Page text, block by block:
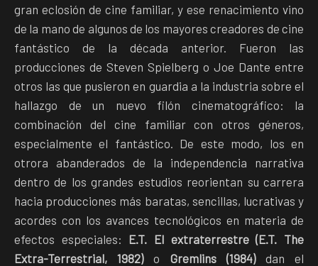
gran eclosión de cine familiar, y ese renacimiento vino
de la mano de algunos de los mayores creadores de cine
fantástico de la década anterior. Fueron las
producciones de Steven Spielberg o Joe Dante entre
otros las que pusieron en guardia a la industria sobre el
hallazgo de un nuevo filón cinematográfico: la
combinación del cine familiar con otros géneros,
especialmente el fantástico. De este modo, los en
otrora abanderados de la independencia narrativa
dentro de los grandes estudios reorientan su carrera
hacia producciones más baratas, sencillas, lucrativas y
acordes con los avances tecnológicos en materia de
efectos especiales: E.T. El extraterrestre (E.T. The
Extra-Terrestrial, 1982)o Gremlins (1984)dan el